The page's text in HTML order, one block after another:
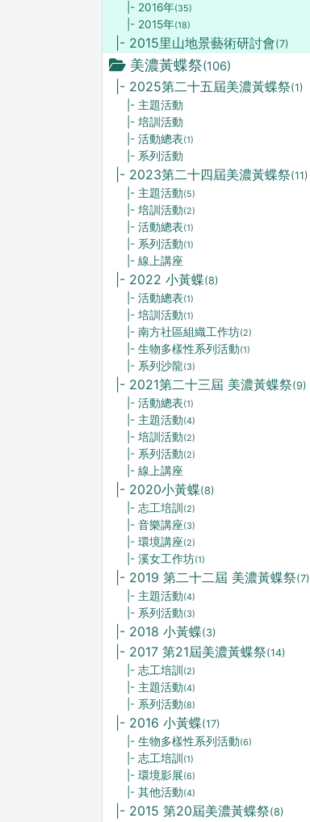
|- 2016年(35)
|- 2015年(18)
|- 2015里山地景藝術研討會(7)
美濃黃蝶祭(106)
|- 2025第二十五屆美濃黃蝶祭(1)
|- 主題活動
|- 培訓活動
|- 活動總表(1)
|- 系列活動
|- 2023第二十四屆美濃黃蝶祭(11)
|- 主題活動(5)
|- 培訓活動(2)
|- 活動總表(1)
|- 系列活動(1)
|- 線上講座
|- 2022 小黃蝶(8)
|- 活動總表(1)
|- 培訓活動(1)
|- 南方社區組織工作坊(2)
|- 生物多樣性系列活動(1)
|- 系列沙龍(3)
|- 2021第二十三屆 美濃黃蝶祭(9)
|- 活動總表(1)
|- 主題活動(4)
|- 培訓活動(2)
|- 系列活動(2)
|- 線上講座
|- 2020小黃蝶(8)
|- 志工培訓 (2)
|- 音樂講座(3)
|- 環境講座(2)
|- 溪女工作坊(1)
|- 2019 第二十二屆 美濃黃蝶祭(7)
|- 主題活動(4)
|- 系列活動(3)
|- 2018 小黃蝶(3)
|- 2017 第21屆美濃黃蝶祭(14)
|- 志工培訓 (2)
|- 主題活動(4)
|- 系列活動(8)
|- 2016 小黃蝶(17)
|- 生物多樣性系列活動(6)
|- 志工培訓 (1)
|- 環境影展(6)
|- 其他活動(4)
|- 2015 第20屆美濃黃蝶祭(8)